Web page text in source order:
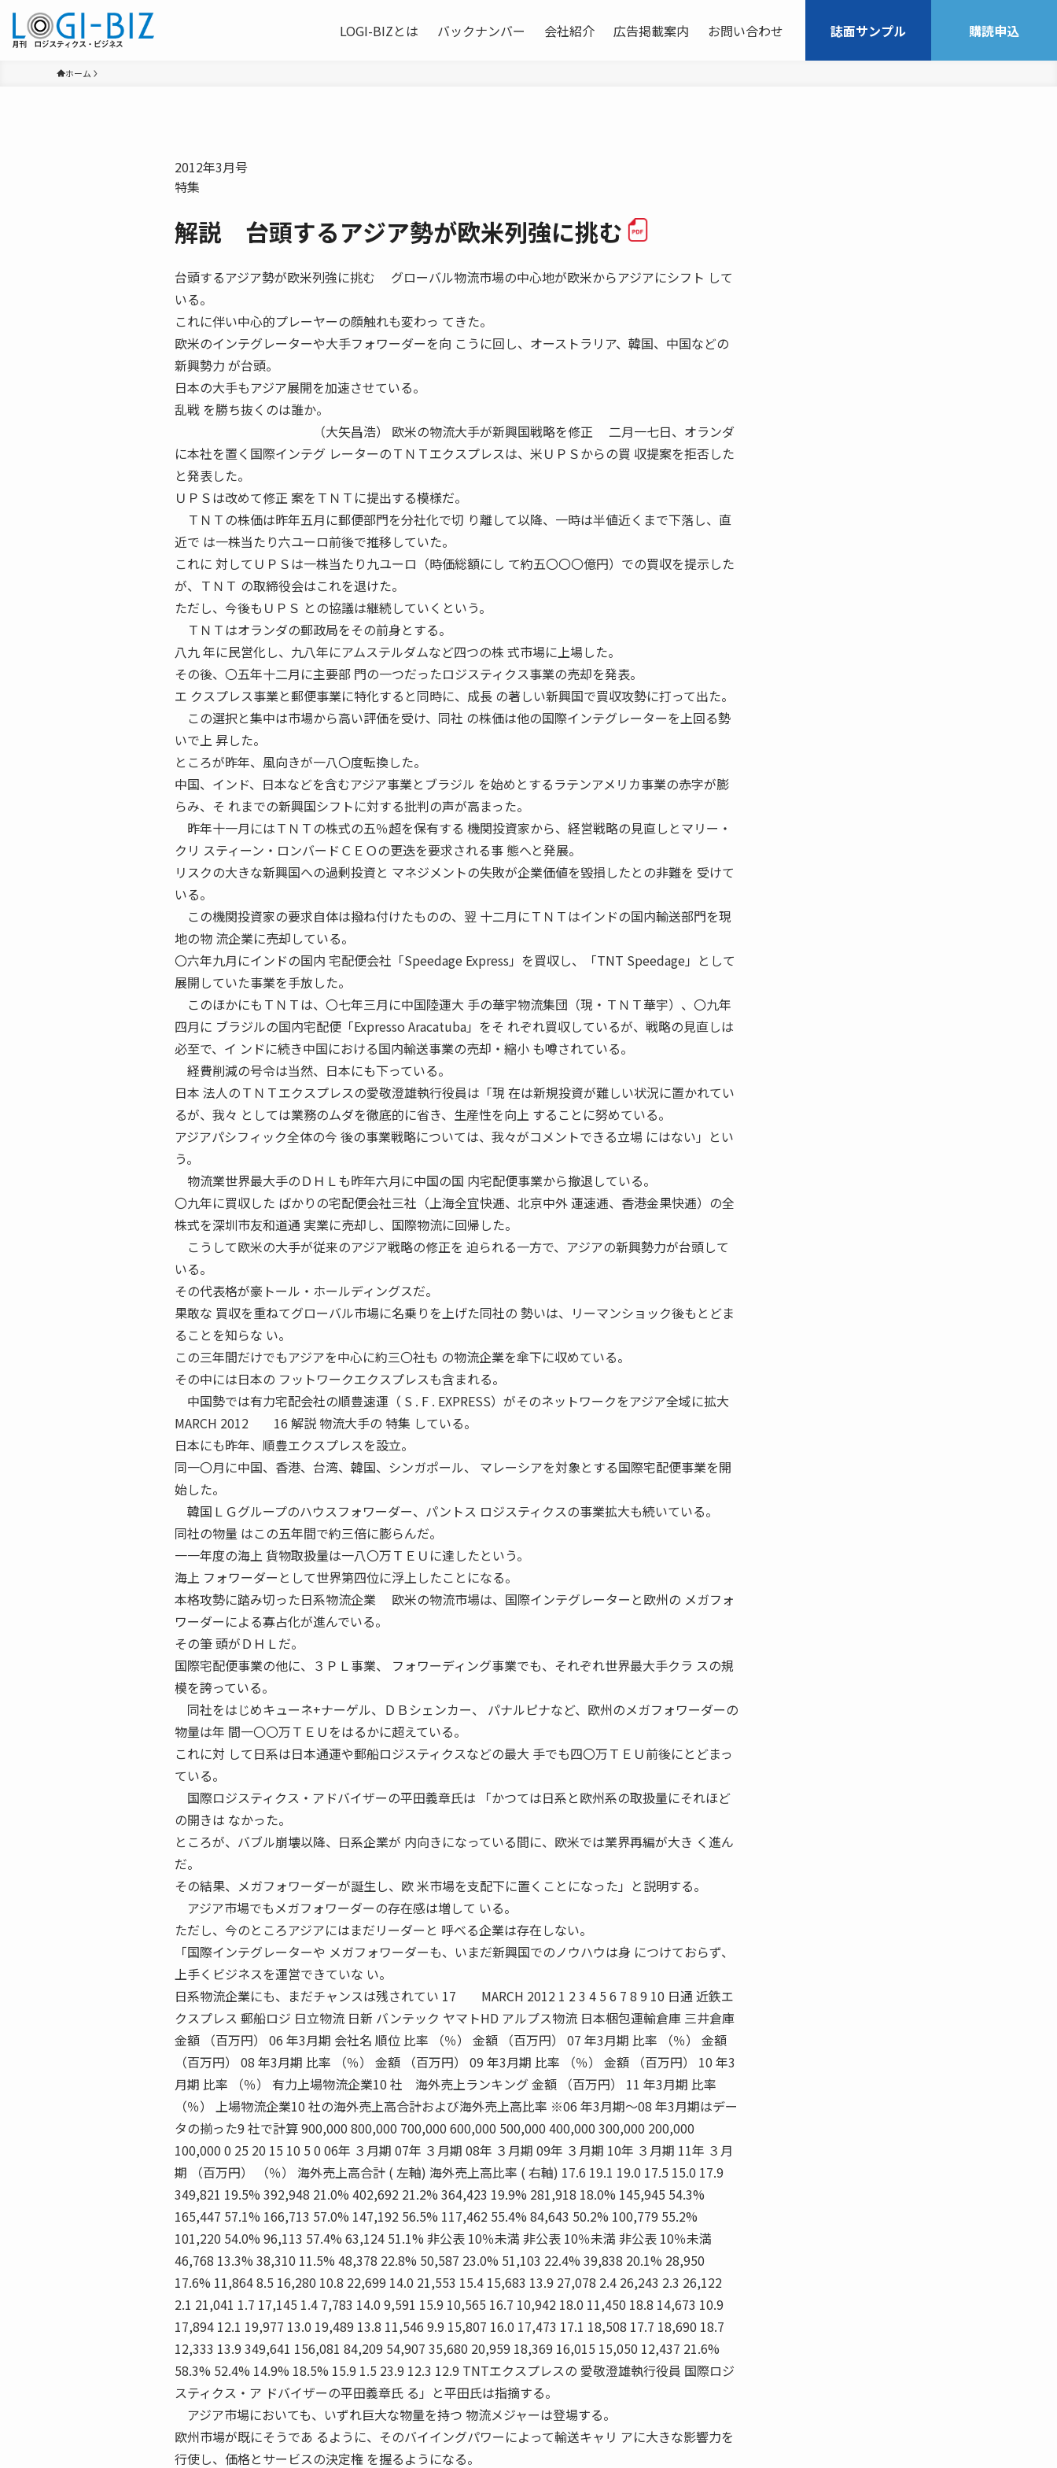
LOGI-BIZとは バックナンバー 会社紹介 広告掲載案内 お問い合わせ 誌面サンプル 購読申込
ホーム
2012年3月号
特集
解説 台頭するアジア勢が欧米列強に挑む
台頭するアジア勢が欧米列強に挑む グローバル物流市場の中心地が欧米からアジアにシフト して
いる。
これに伴い中心的プレーヤーの顔触れも変わっ てきた。
欧米のインテグレーターや大手フォワーダーを向 こうに回し、オーストラリア、韓国、中国などの
新興勢力 が台頭。
日本の大手もアジア展開を加速させている。
乱戦 を勝ち抜くのは誰か。
（大矢昌浩） 欧米の物流大手が新興国戦略を修正 二月一七日、オランダ
に本社を置く国際インテグ レーターのＴＮＴエクスプレスは、米ＵＰＳからの買 収提案を拒否した
と発表した。
ＵＰＳは改めて修正 案をＴＮＴに提出する模様だ。
ＴＮＴの株価は昨年五月に郵便部門を分社化で切 り離して以降、一時は半値近くまで下落し、直
近で は一株当たり六ユーロ前後で推移していた。
これに 対してＵＰＳは一株当たり九ユーロ（時価総額にし て約五〇〇〇億円）での買収を提示した
が、ＴＮＴ の取締役会はこれを退けた。
ただし、今後もＵＰＳ との協議は継続していくという。
ＴＮＴはオランダの郵政局をその前身とする。
八九 年に民営化し、九八年にアムステルダムなど四つの株 式市場に上場した。
その後、〇五年十二月に主要部 門の一つだったロジスティクス事業の売却を発表。
エ クスプレス事業と郵便事業に特化すると同時に、成長 の著しい新興国で買収攻勢に打って出た。
この選択と集中は市場から高い評価を受け、同社 の株価は他の国際インテグレーターを上回る勢
いで上 昇した。
ところが昨年、風向きが一八〇度転換した。
中国、インド、日本などを含むアジア事業とブラジル を始めとするラテンアメリカ事業の赤字が膨
らみ、そ れまでの新興国シフトに対する批判の声が高まった。
昨年十一月にはＴＮＴの株式の五％超を保有する 機関投資家から、経営戦略の見直しとマリー・
クリ スティーン・ロンバードＣＥＯの更迭を要求される事 態へと発展。
リスクの大きな新興国への過剰投資と マネジメントの失敗が企業価値を毀損したとの非難を 受けて
いる。
この機関投資家の要求自体は撥ね付けたものの、翌 十二月にＴＮＴはインドの国内輸送部門を現
地の物 流企業に売却している。
〇六年九月にインドの国内 宅配便会社「Speedage Express」を買収し、「TNT Speedage」として
展開していた事業を手放した。
このほかにもＴＮＴは、〇七年三月に中国陸運大 手の華宇物流集団（現・ＴＮＴ華宇）、〇九年
四月に ブラジルの国内宅配便「Expresso Aracatuba」をそ れぞれ買収しているが、戦略の見直しは
必至で、イ ンドに続き中国における国内輸送事業の売却・縮小 も噂されている。
経費削減の号令は当然、日本にも下っている。
日本 法人のＴＮＴエクスプレスの愛敬澄雄執行役員は「現 在は新規投資が難しい状況に置かれてい
るが、我々 としては業務のムダを徹底的に省き、生産性を向上 することに努めている。
アジアパシフィック全体の今 後の事業戦略については、我々がコメントできる立場 にはない」とい
う。
物流業世界最大手のＤＨＬも昨年六月に中国の国 内宅配便事業から撤退している。
〇九年に買収した ばかりの宅配便会社三社（上海全宜快逓、北京中外 運速逓、香港金果快逓）の全
株式を深圳市友和道通 実業に売却し、国際物流に回帰した。
こうして欧米の大手が従来のアジア戦略の修正を 迫られる一方で、アジアの新興勢力が台頭して
いる。
その代表格が豪トール・ホールディングスだ。
果敢な 買収を重ねてグローバル市場に名乗りを上げた同社の 勢いは、リーマンショック後もとどま
ることを知らな い。
この三年間だけでもアジアを中心に約三〇社も の物流企業を傘下に収めている。
その中には日本の フットワークエクスプレスも含まれる。
中国勢では有力宅配会社の順豊速運（ S . F . EXPRESS）がそのネットワークをアジア全域に拡大
MARCH 2012 16 解説 物流大手の 特集 している。
日本にも昨年、順豊エクスプレスを設立。
同一〇月に中国、香港、台湾、韓国、シンガポール、 マレーシアを対象とする国際宅配便事業を開
始した。
韓国ＬＧグループのハウスフォワーダー、パントス ロジスティクスの事業拡大も続いている。
同社の物量 はこの五年間で約三倍に膨らんだ。
一一年度の海上 貨物取扱量は一八〇万ＴＥＵに達したという。
海上 フォワーダーとして世界第四位に浮上したことになる。
本格攻勢に踏み切った日系物流企業 欧米の物流市場は、国際インテグレーターと欧州の メガフォ
ワーダーによる寡占化が進んでいる。
その筆 頭がＤＨＬだ。
国際宅配便事業の他に、３ＰＬ事業、 フォワーディング事業でも、それぞれ世界最大手クラ スの規
模を誇っている。
同社をはじめキューネ+ナーゲル、ＤＢシェンカー、 パナルピナなど、欧州のメガフォワーダーの
物量は年 間一〇〇万ＴＥＵをはるかに超えている。
これに対 して日系は日本通運や郵船ロジスティクスなどの最大 手でも四〇万ＴＥＵ前後にとどまっ
ている。
国際ロジスティクス・アドバイザーの平田義章氏は 「かつては日系と欧州系の取扱量にそれほど
の開きは なかった。
ところが、バブル崩壊以降、日系企業が 内向きになっている間に、欧米では業界再編が大き く進ん
だ。
その結果、メガフォワーダーが誕生し、欧 米市場を支配下に置くことになった」と説明する。
アジア市場でもメガフォワーダーの存在感は増して いる。
ただし、今のところアジアにはまだリーダーと 呼べる企業は存在しない。
「国際インテグレーターや メガフォワーダーも、いまだ新興国でのノウハウは身 につけておらず、
上手くビジネスを運営できていな い。
日系物流企業にも、まだチャンスは残されてい 17 MARCH 2012 1 2 3 4 5 6 7 8 9 10 日通 近鉄エ
クスプレス 郵船ロジ 日立物流 日新 バンテック ヤマトHD アルプス物流 日本梱包運輸倉庫 三井倉庫
金額 （百万円） 06 年3月期 会社名 順位 比率 （％） 金額 （百万円） 07 年3月期 比率 （％） 金額
（百万円） 08 年3月期 比率 （％） 金額 （百万円） 09 年3月期 比率 （％） 金額 （百万円） 10 年3
月期 比率 （％） 有力上場物流企業10 社 海外売上ランキング 金額 （百万円） 11 年3月期 比率
（％） 上場物流企業10 社の海外売上高合計および海外売上高比率 ※06 年3月期〜08 年3月期はデー
タの揃った9 社で計算 900,000 800,000 700,000 600,000 500,000 400,000 300,000 200,000
100,000 0 25 20 15 10 5 0 06年 ３月期 07年 ３月期 08年 ３月期 09年 ３月期 10年 ３月期 11年 ３月
期 （百万円） （％） 海外売上高合計 ( 左軸) 海外売上高比率 ( 右軸) 17.6 19.1 19.0 17.5 15.0 17.9
349,821 19.5% 392,948 21.0% 402,692 21.2% 364,423 19.9% 281,918 18.0% 145,945 54.3%
165,447 57.1% 166,713 57.0% 147,192 56.5% 117,462 55.4% 84,643 50.2% 100,779 55.2%
101,220 54.0% 96,113 57.4% 63,124 51.1% 非公表 10％未満 非公表 10％未満 非公表 10％未満
46,768 13.3% 38,310 11.5% 48,378 22.8% 50,587 23.0% 51,103 22.4% 39,838 20.1% 28,950
17.6% 11,864 8.5 16,280 10.8 22,699 14.0 21,553 15.4 15,683 13.9 27,078 2.4 26,243 2.3 26,122
2.1 21,041 1.7 17,145 1.4 7,783 14.0 9,591 15.9 10,565 16.7 10,942 18.0 11,450 18.8 14,673 10.9
17,894 12.1 19,977 13.0 19,489 13.8 11,546 9.9 15,807 16.0 17,473 17.1 18,508 17.7 18,690 18.7
12,333 13.9 349,641 156,081 84,209 54,907 35,680 20,959 18,369 16,015 15,050 12,437 21.6%
58.3% 52.4% 14.9% 18.5% 15.9 1.5 23.9 12.3 12.9 TNTエクスプレスの 愛敬澄雄執行役員 国際ロジ
スティクス・ア ドバイザーの平田義章氏 る」と平田氏は指摘する。
アジア市場においても、いずれ巨大な物量を持つ 物流メジャーは登場する。
欧州市場が既にそうであ るように、そのバイイングパワーによって輸送キャリ アに大きな影響力を
行使し、価格とサービスの決定権 を握るようになる。